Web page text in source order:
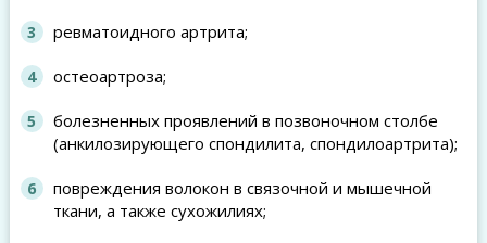
ревматоидного артрита;
остеоартроза;
болезненных проявлений в позвоночном столбе
(анкилозирующего спондилита, спондилоартрита);
повреждения волокон в связочной и мышечной
ткани, а также сухожилиях;